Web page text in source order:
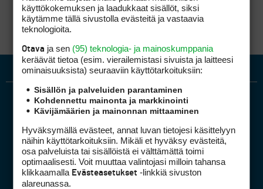
Golfpiste mediakortti
käyttökokemuksen ja laadukkaat sisällöt, siksi
käytämme tällä sivustolla evästeitä ja vastaavia
teknologioita.
Otava ja sen (95) teknologia- ja mainoskumppania
keräävät tietoa (esim. vierailemis­tasi sivuista ja laitteesi
ominaisuuk­sista) seuraaviin käyttötarkoituksiin:
Sisällön ja palveluiden parantaminen
Kohdennettu mainonta ja markkinointi
Kävijämäärien ja mainonnan mittaaminen
Hyväksymällä evästeet, annat luvan tietojesi käsittelyyn
näihin käyttötarkoituksiin. Mikäli et hyväksy evästeitä,
osa palveluista tai sisällöistä ei välttämättä toimi
optimaalisesti. Voit muuttaa valintojasi milloin tahansa
klikkaamalla Evästeasetukset -linkkiä sivuston
alareunassa.